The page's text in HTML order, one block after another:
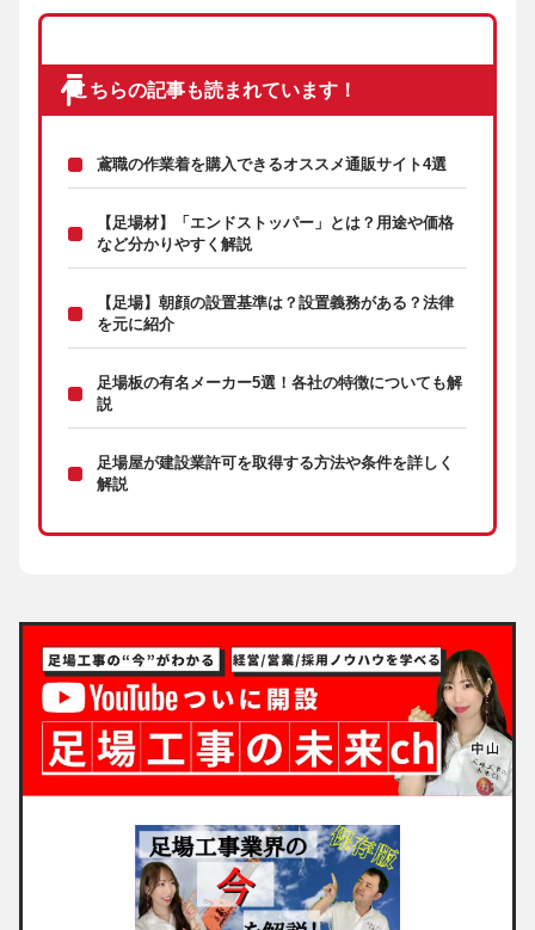
こちらの記事も読まれています！
鳶職の作業着を購入できるオススメ通販サイト4選
【足場材】「エンドストッパー」とは？用途や価格
など分かりやすく解説
【足場】朝顔の設置基準は？設置義務がある？法律
を元に紹介
足場板の有名メーカー5選！各社の特徴についても解
説
足場屋が建設業許可を取得する方法や条件を詳しく
解説